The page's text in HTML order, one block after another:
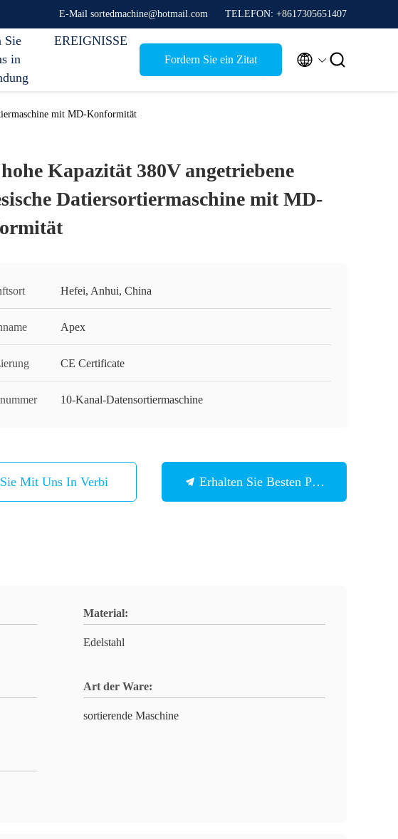
E-Mail sortedmachine@hotmail.com TELEFON: +8617305651407
Sie
in
EREIGNISSE
Fordern Sie ein Zitat  
mit MD-Konformität
Kapazität 380V angetriebene
Datiersortiermaschine mit MD-
Hefei, Anhui, China
Apex
CE Certificate
10-Kanal-Datensortiermaschine
Sie Mit Uns In Verbindung Erhalten Sie Besten Preis
Material:
Edelstahl
Art der Ware:
sortierende Maschine